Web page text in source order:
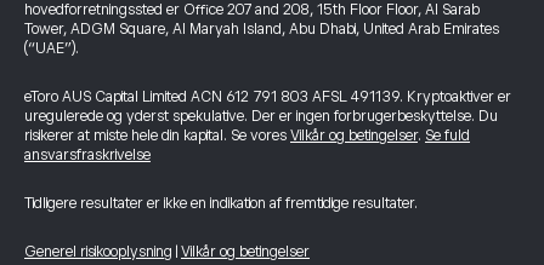
hovedforretningssted er Office 207 and 208, 15th Floor Floor, Al Sarab
Tower, ADGM Square, Al Maryah Island, Abu Dhabi, United Arab Emirates
(“UAE”).
eToro AUS Capital Limited ACN 612 791 803 AFSL 491139. Kryptoaktiver er
uregulerede og yderst spekulative. Der er ingen forbrugerbeskyttelse. Du
risikerer at miste hele din kapital. Se vores Vilkår og betingelser. Se fuld
ansvarsfraskrivelse
Tidligere resultater er ikke en indikation af fremtidige resultater.
Generel risikooplysning Vilkår og betingelser